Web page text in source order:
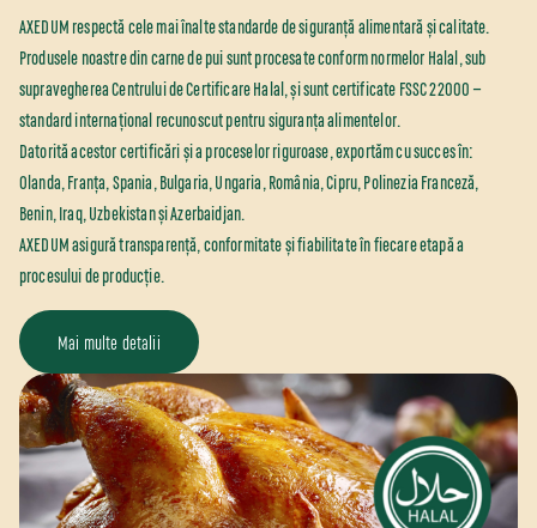
AXEDUM respectă cele mai înalte standarde de siguranță alimentară și calitate.
Produsele noastre din carne de pui sunt procesate conform normelor Halal, sub
supravegherea Centrului de Certificare Halal, și sunt certificate FSSC 22000 —
standard internațional recunoscut pentru siguranța alimentelor.
Datorită acestor certificări și a proceselor riguroase, exportăm cu succes în:
Olanda, Franța, Spania, Bulgaria, Ungaria, România, Cipru, Polinezia Franceză,
Benin, Iraq, Uzbekistan și Azerbaidjan.
AXEDUM asigură transparență, conformitate și fiabilitate în fiecare etapă a
procesului de producție.
Mai multe detalii